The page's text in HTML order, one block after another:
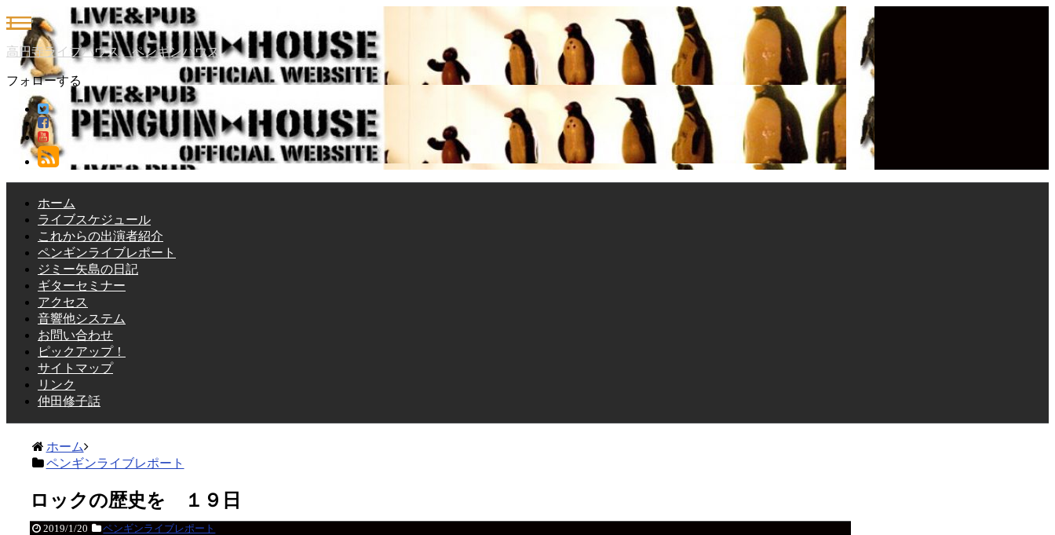
高円寺ライブハウス ペンギンハウス
フォローする
ホーム
ライブスケジュール
これからの出演者紹介
ペンギンライブレポート
ジミー矢島の日記
ギターセミナー
アクセス
音響他システム
お問い合わせ
ピックアップ！
サイトマップ
リンク
仲田修子話
ホーム
ペンギンライブレポート
ロックの歴史を １９日
2019/1/20 ペンギンライブレポート